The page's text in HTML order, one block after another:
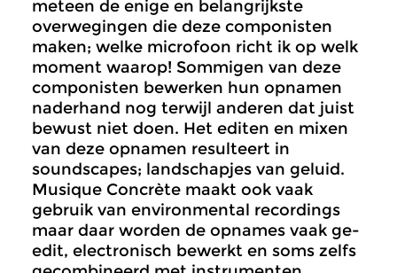
meteen de enige en belangrijkste
overwegingen die deze componisten
maken; welke microfoon richt ik op welk
moment waarop! Sommigen van deze
componisten bewerken hun opnamen
naderhand nog terwijl anderen dat juist
bewust niet doen. Het editen en mixen
van deze opnamen resulteert in
soundscapes; landschapjes van geluid.
Musique Concrète maakt ook vaak
gebruik van environmental recordings
maar daar worden de opnames vaak ge-
edit, electronisch bewerkt en soms zelfs